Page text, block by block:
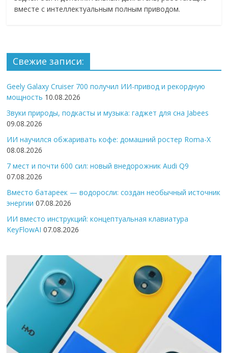
вместе с интеллектуальным полным приводом.
Свежие записи:
Geely Galaxy Cruiser 700 получил ИИ-привод и рекордную
мощность 10.08.2026
Звуки природы, подкасты и музыка: гаджет для сна Jabees
09.08.2026
ИИ научился обжаривать кофе: домашний ростер Roma-X
08.08.2026
7 мест и почти 600 сил: новый внедорожник Audi Q9
07.08.2026
Вместо батареек — водоросли: создан необычный источник
энергии 07.08.2026
ИИ вместо инструкций: концептуальная клавиатура
KeyFlowAI 07.08.2026